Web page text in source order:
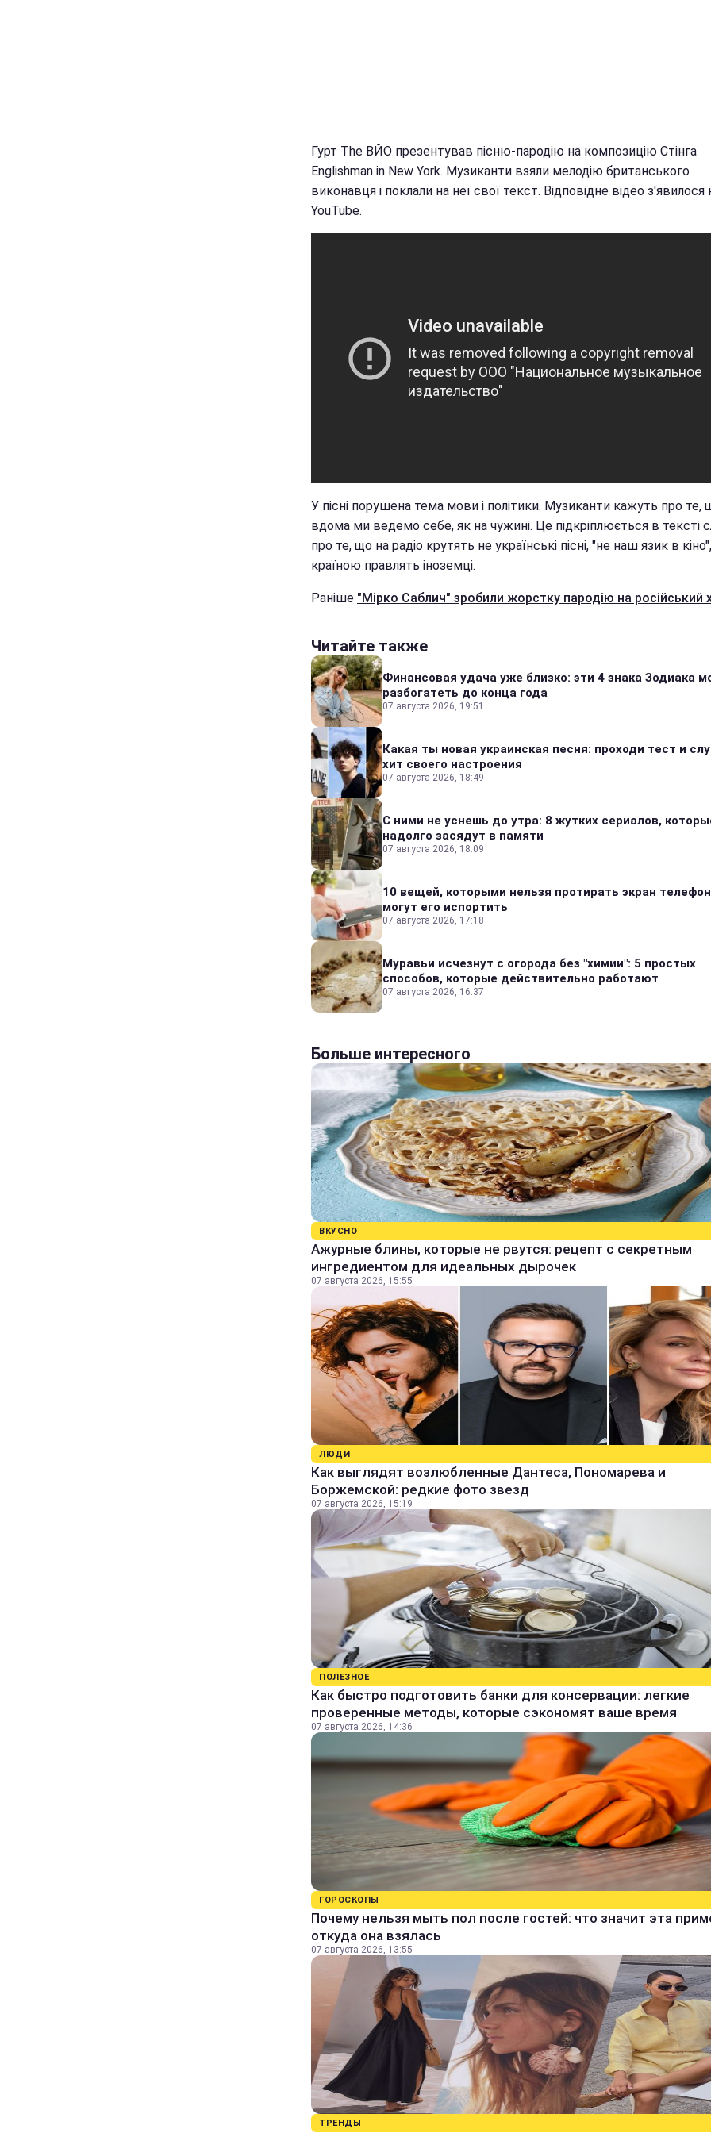
Гурт The ВЙО презентував пісню-пародію на композицію Стінга
Englishman in New York. Музиканти взяли мелодію британського
виконавця і поклали на неї свої текст. Відповідне відео з'явилося
YouTube.
У пісні порушена тема мови і політики. Музиканти кажуть про те,
вдома ми ведемо себе, як на чужині. Це підкріплюється в тексті
про те, що на радіо крутять не українські пісні, "не наш язик в
країною правлять іноземці.
Раніше "Мірко Саблич" зробили жорстку пародію на російський
Читайте также
Финансовая удача уже близко: эти 4 знака Зодиака
разбогатеть до конца года
07 августа 2026, 19:51
Какая ты новая украинская песня: проходи тест и
хит своего настроения
07 августа 2026, 18:49
С ними не уснешь до утра: 8 жутких сериалов,
надолго засядут в памяти
07 августа 2026, 18:09
10 вещей, которыми нельзя протирать экран
могут его испортить
07 августа 2026, 17:18
Муравьи исчезнут с огорода без "химии": 5 простых
способов, которые действительно работают
07 августа 2026, 16:37
Больше интересного
ВКУСНО
Ажурные блины, которые не рвутся: рецепт с секретным
ингредиентом для идеальных дырочек
07 августа 2026, 15:55
ЛЮДИ
Как выглядят возлюбленные Дантеса, Пономарева и
Боржемской: редкие фото звезд
07 августа 2026, 15:19
ПОЛЕЗНОЕ
Как быстро подготовить банки для консервации: легкие
проверенные методы, которые сэкономят ваше время
07 августа 2026, 14:36
ГОРОСКОПЫ
Почему нельзя мыть пол после гостей: что значит эта
откуда она взялась
07 августа 2026, 13:55
ТРЕНДЫ